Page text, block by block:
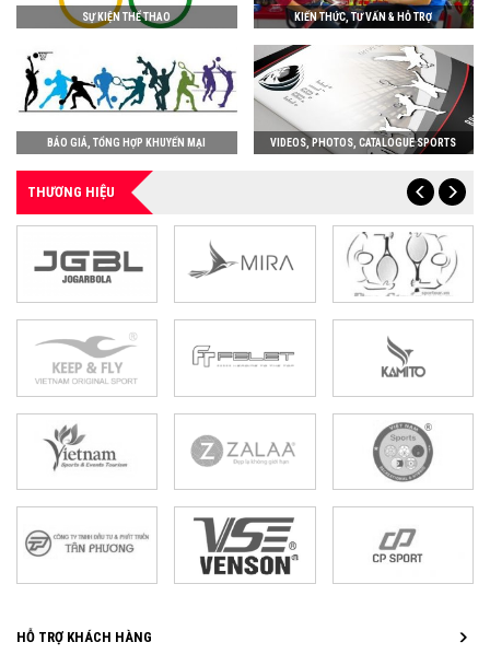
SỰ KIỆN THỂ THAO KIẾN THỨC, TƯ VẤN & HỖ TRỢ
BÁO GIÁ, TỔNG HỢP KHUYẾN MẠI VIDEOS, PHOTOS, CATALOGUE SPORTS
THƯƠNG HIỆU
HỖ TRỢ KHÁCH HÀNG